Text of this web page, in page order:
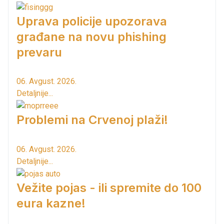
Uprava policije upozorava
građane na novu phishing
prevaru
06. Avgust. 2026.
Detaljnije...
Problemi na Crvenoj plaži!
06. Avgust. 2026.
Detaljnije...
Vežite pojas - ili spremite do 100
eura kazne!